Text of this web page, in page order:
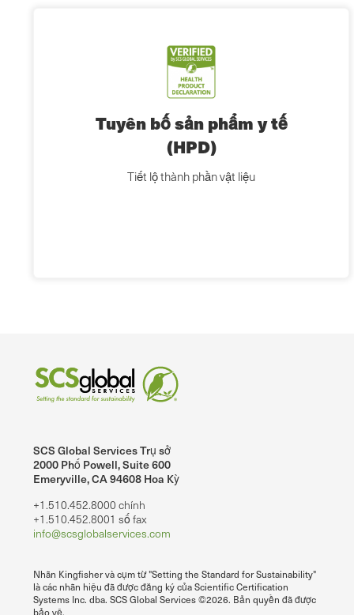
Tuyên bố sản phẩm y tế
(HPD)
Tiết lộ thành phần vật liệu
SCS Global Services Trụ sở
2000 Phố Powell, Suite 600
Emeryville, CA 94608 Hoa Kỳ
+1.510.452.8000 chính
+1.510.452.8001 số fax
info@scsglobalservices.com
Nhãn Kingfisher và cụm từ "Setting the Standard for Sustainability"
là các nhãn hiệu đã được đăng ký của Scientific Certification
Systems Inc. dba. SCS Global Services ©2026. Bản quyền đã được
bảo vệ.